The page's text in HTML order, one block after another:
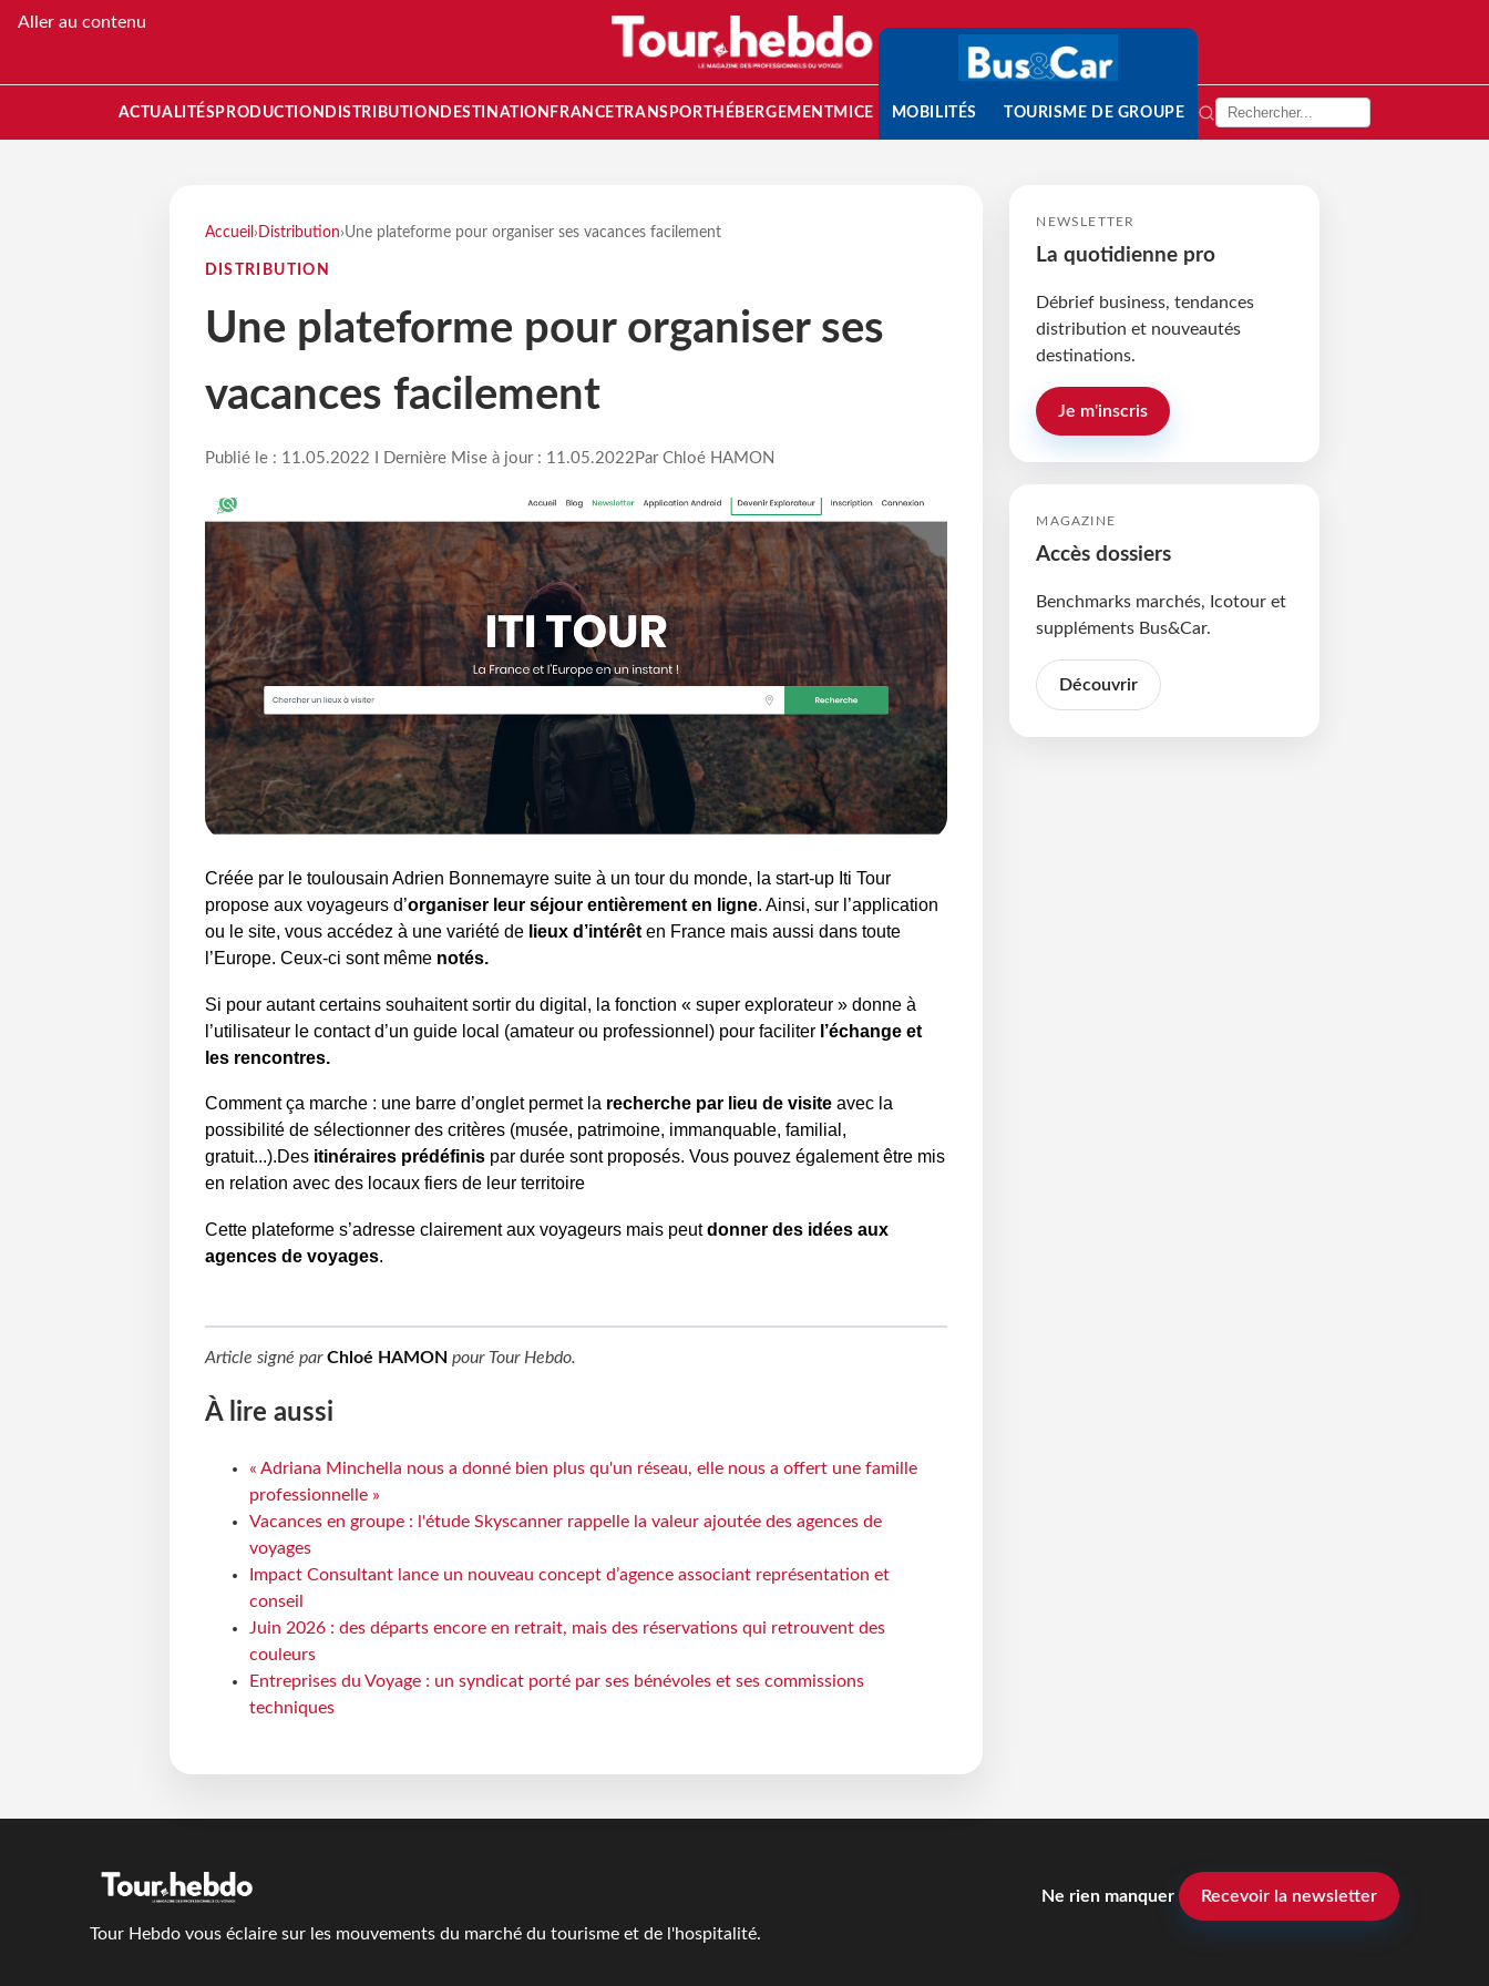
Aller au contenu
ACTUALITÉS PRODUCTION DISTRIBUTION DESTINATION FRANCETRANSPORT HÉBERGEMENTMICE MOBILITÉS TOURISME DE GROUPE
Accueil › Distribution›Une plateforme pour organiser ses vacances facilement
DISTRIBUTION
Une plateforme pour organiser ses
vacances facilement
Publié le : 11.05.2022 I Dernière Mise à jour : 11.05.2022 Par Chloé HAMON
Créée par le toulousain Adrien Bonnemayre suite à un tour du monde, la start-up Iti Tour
propose aux voyageurs d’organiser leur séjour entièrement en ligne. Ainsi, sur l’application
ou le site, vous accédez à une variété de lieux d’intérêt en France mais aussi dans toute
l’Europe. Ceux-ci sont même notés.
Si pour autant certains souhaitent sortir du digital, la fonction « super explorateur » donne à
l’utilisateur le contact d’un guide local (amateur ou professionnel) pour faciliter l’échange et
les rencontres.
Comment ça marche : une barre d’onglet permet la recherche par lieu de visiteavec la
possibilité de sélectionner des critères (musée, patrimoine, immanquable, familial,
gratuit...).Des itinéraires prédéfinispar durée sont proposés. Vous pouvez également être mis
en relation avec des locaux fiers de leur territoire
Cette plateforme s’adresse clairement aux voyageurs mais peutdonner des idées aux
agences de voyages.
Article signé parChloé HAMON pour Tour Hebdo.
À lire aussi
« Adriana Minchella nous a donné bien plus qu'un réseau, elle nous a offert une famille
professionnelle »
Vacances en groupe : l'étude Skyscanner rappelle la valeur ajoutée des agences de
voyages
Impact Consultant lance un nouveau concept d’agence associant représentation et
conseil
Juin 2026 : des départs encore en retrait, mais des réservations qui retrouvent des
couleurs
Entreprises du Voyage : un syndicat porté par ses bénévoles et ses commissions
techniques
NEWSLETTER
La quotidienne pro
Débrief business, tendances
distribution et nouveautés
destinations.
Je m'inscris
MAGAZINE
Accès dossiers
Benchmarks marchés, Icotour et
suppléments Bus&Car.
Découvrir
Tour Hebdo vous éclaire sur les mouvements du marché du tourisme et de l'hospitalité.
Ne rien manquer Recevoir la newsletter